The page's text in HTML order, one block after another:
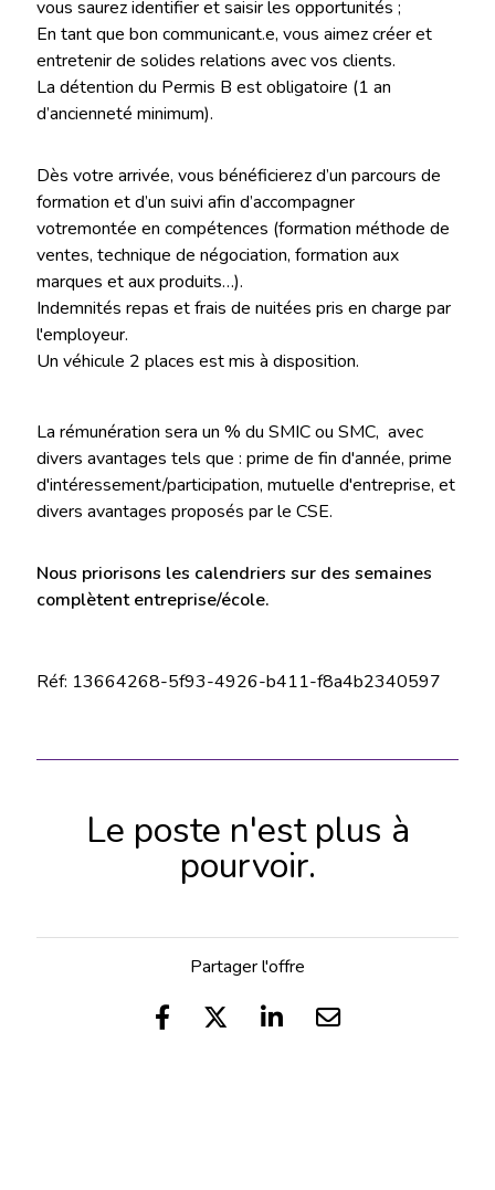
vous saurez identifier et saisir les opportunités ;
En tant que bon communicant.e, vous aimez créer et
entretenir de solides relations avec vos clients.
La détention du Permis B est obligatoire (1 an
d’ancienneté minimum).
Dès votre arrivée, vous bénéficierez d’un parcours de
formation et d’un suivi afin d’accompagner
votremontée en compétences (formation méthode de
ventes, technique de négociation, formation aux
marques et aux produits…).
Indemnités repas et frais de nuitées pris en charge par
l'employeur.
Un véhicule 2 places est mis à disposition.
La rémunération sera un % du SMIC ou SMC, avec
divers avantages tels que : prime de fin d'année, prime
d'intéressement/participation, mutuelle d'entreprise, et
divers avantages proposés par le CSE.
Nous priorisons les calendriers sur des semaines
complètent entreprise/école.
Réf: 13664268-5f93-4926-b411-f8a4b2340597
Le poste n'est plus à
pourvoir.
Partager l'offre